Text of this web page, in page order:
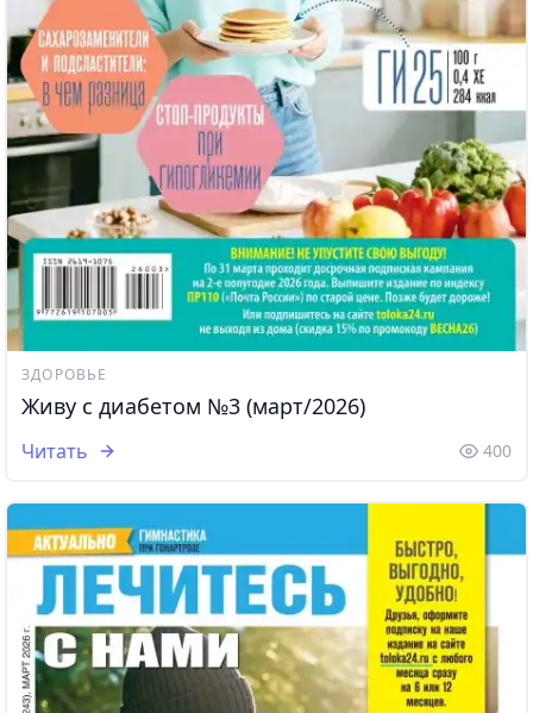
ЗДОРОВЬЕ
Живу с диабетом №3 (март/2026)
Читать 400